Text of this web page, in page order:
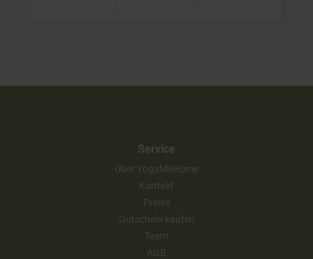
Service
Über YogaMeHome
Kontakt
Preise
Gutschein kaufen
Team
AGB